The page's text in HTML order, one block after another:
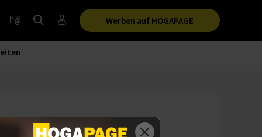
Werben auf HOGAPAGE